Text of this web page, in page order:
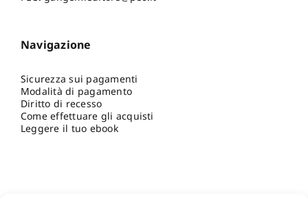
Navigazione
Sicurezza sui pagamenti
Modalità di pagamento
Diritto di recesso
Come effettuare gli acquisti
Leggere il tuo ebook